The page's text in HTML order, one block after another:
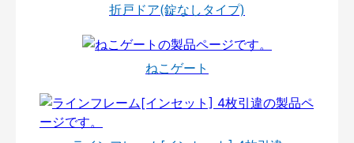
折戸ドア(錠なしタイプ)
ねこゲート